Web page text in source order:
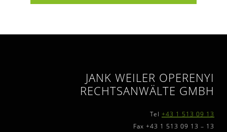
JANK WEILER OPERENYI
RECHTSANWÄLTE GMBH
Tel +43 1 513 09 13
Fax +43 1 513 09 13 – 13